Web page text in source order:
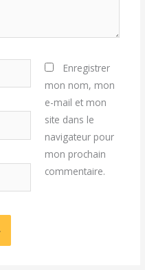
Enregistrer
mon nom, mon
e-mail et mon
site dans le
navigateur pour
mon prochain
commentaire.